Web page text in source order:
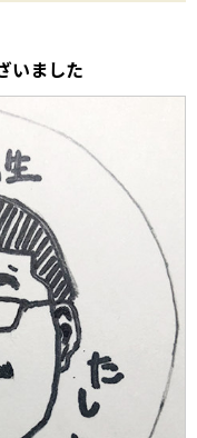
いました